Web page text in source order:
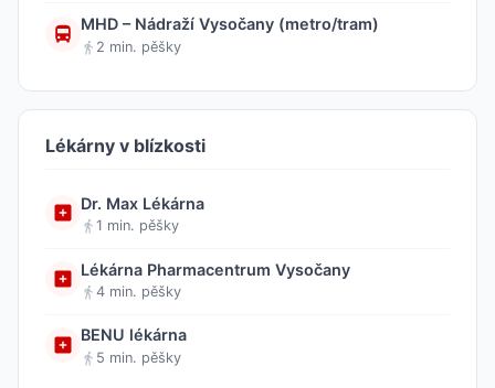
MHD – Nádraží Vysočany (metro/tram)
2 min. pěšky
Lékárny v blízkosti
Dr. Max Lékárna
1 min. pěšky
Lékárna Pharmacentrum Vysočany
4 min. pěšky
BENU lékárna
5 min. pěšky